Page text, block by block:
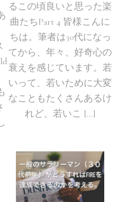
るこの頃良いと思った楽
曲たちPart 4 皆様こんに
ちは。筆者は30代になっ
てから、年々、好奇心の
衰えを感じています。若
いって、若いために大変
なこともたくさんあるけ
れど、若いこ […]